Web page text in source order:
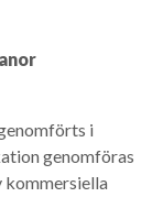
i
genomföras